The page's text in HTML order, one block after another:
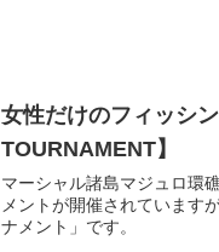
女性だけのフィッシ
TOURNAMENT】
マーシャル諸島マジュロ環
メントが開催されています
ナメント」です。